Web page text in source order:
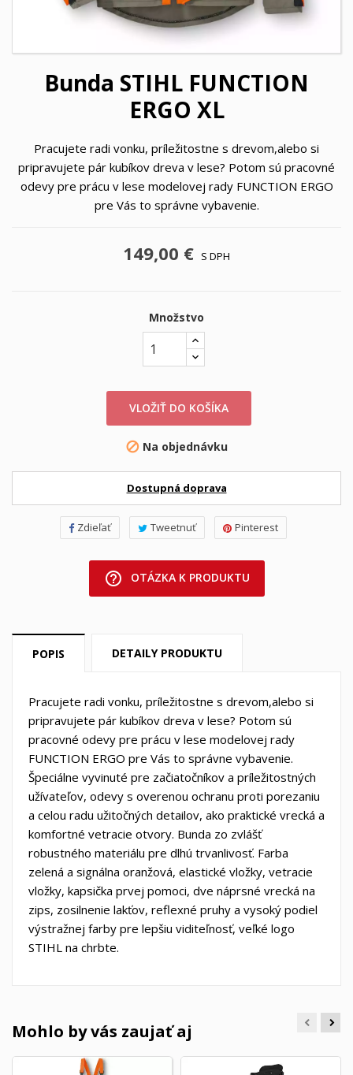
Bunda STIHL FUNCTION
ERGO XL
Pracujete radi vonku, príležitostne s drevom,alebo si
pripravujete pár kubíkov dreva v lese? Potom sú pracovné
odevy pre prácu v lese modelovej rady FUNCTION ERGO
pre Vás to správne vybavenie.
149,00 € S DPH
Množstvo
VLOŽIŤ DO KOŠÍKA
 Na objednávku
Dostupná doprava
Zdieľať Tweetnuť Pinterest
help_outline OTÁZKA K PRODUKTU
POPIS DETAILY PRODUKTU
Pracujete radi vonku, príležitostne s drevom,alebo si
pripravujete pár kubíkov dreva v lese? Potom sú
pracovné odevy pre prácu v lese modelovej rady
FUNCTION ERGO pre Vás to správne vybavenie.
Špeciálne vyvinuté pre začiatočníkov a príležitostných
užívateľov, odevy s overenou ochranu proti porezaniu
a celou radu užitočných detailov, ako praktické vrecká a
komfortné vetracie otvory. Bunda zo zvlášť
robustného materiálu pre dlhú trvanlivosť. Farba
zelená a signálna oranžová, elastické vložky, vetracie
vložky, kapsička prvej pomoci, dve náprsné vrecká na
zips, zosilnenie lakťov, reflexné pruhy a vysoký podiel
výstražnej farby pre lepšiu viditeľnosť, veľké logo
STIHL na chrbte.
Mohlo by vás zaujať aj